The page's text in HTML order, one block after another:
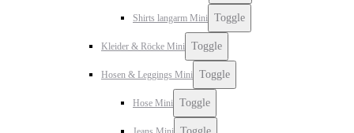
Shirts langarm Mini Toggle
Kleider & Röcke Mini Toggle
Hosen & Leggings Mini Toggle
Hose Mini Toggle